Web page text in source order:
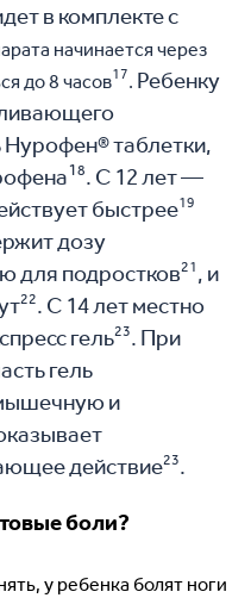
в комплекте с
начинается через
до 8 часов17. Ребенку
таблетки,
18. С 12 лет —
быстрее19
дозу
для подростков21 , и
22. С 14 лет местно
гель23. При
гель
и
действие23.
боли?
у ребенка болят ноги